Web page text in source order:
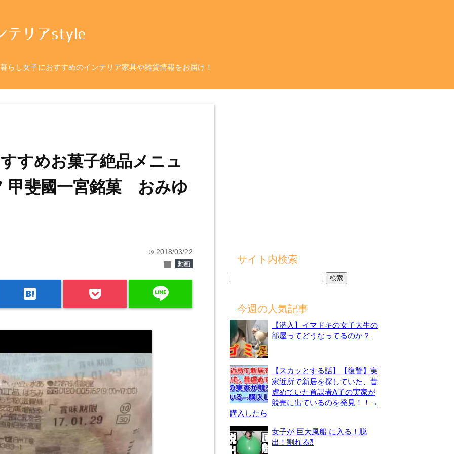
らし女子におすすめのインテリア家具や雑貨情報をお届け！
すめお菓子絶品メニュ
甲斐國一宮銘菓 おみゆ
time 2018/03/22
folder 動画
hatenabookmark line
サイト内検索
今週の人気記事
【潜入】イマドキの女子大生の
部屋ってどうなってるのか？
【スカッとする話】【復讐】実
家近所で新居を探していた、昔
虐めていた首謀者A子の実家が
競売に出ているのを発見！！→
購入したら
女子が 巨大風船 に入る！脱
出！割れる⁈